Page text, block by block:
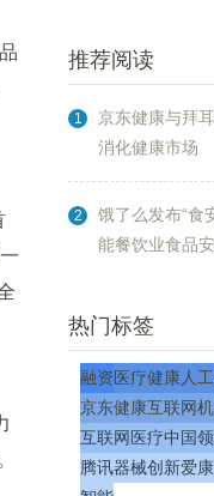
推荐阅读
1
京东健康与拜
消化健康市场
2
饿了么发布“食
能餐饮业食品
热门标签
融资医疗健康人
京东健康互联网
互联网医疗中国
腾讯器械创新爱